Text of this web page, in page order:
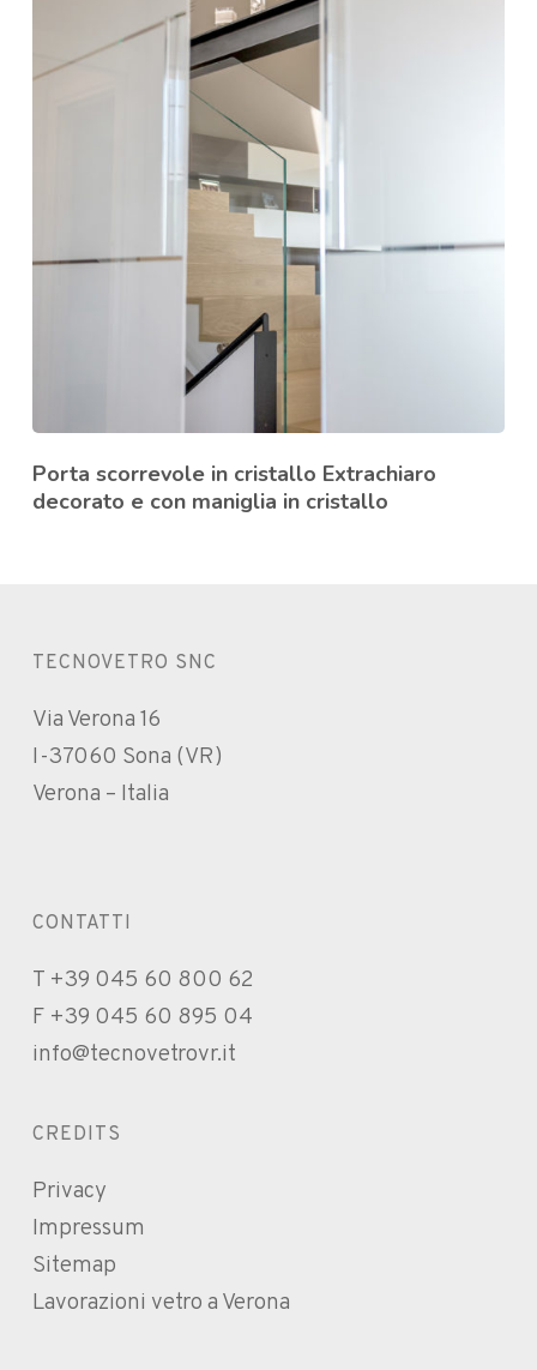
Porta scorrevole in cristallo Extrachiaro
decorato e con maniglia in cristallo
TECNOVETRO SNC
Via Verona 16
I-37060 Sona (VR)
Verona – Italia
CONTATTI
T +39 045 60 800 62
F +39 045 60 895 04
info@tecnovetrovr.it
CREDITS
Privacy
Impressum
Sitemap
Lavorazioni vetro a Verona